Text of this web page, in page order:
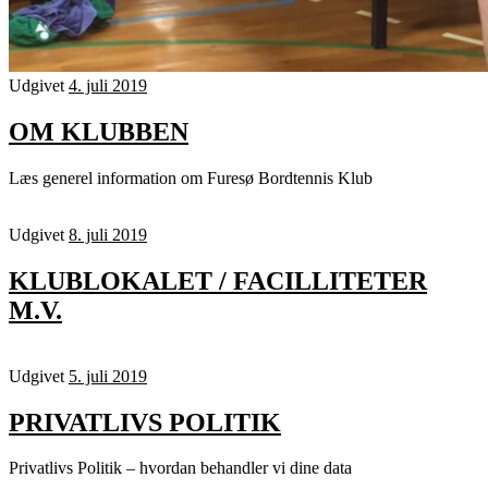
Udgivet 4. juli 2019
OM KLUBBEN
Læs generel information om Furesø Bordtennis Klub
Udgivet 8. juli 2019
KLUBLOKALET / FACILLITETER
M.V.
Udgivet 5. juli 2019
PRIVATLIVS POLITIK
Privatlivs Politik – hvordan behandler vi dine data